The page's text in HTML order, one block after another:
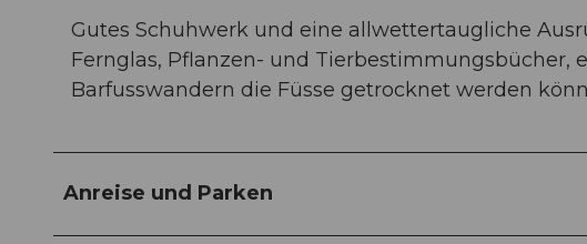
Gutes Schuhwerk und eine allwettertaugliche
Fernglas, Pflanzen- und Tierbestimmungsbücher,
Barfusswandern die Füsse getrocknet werden
Anreise und Parken